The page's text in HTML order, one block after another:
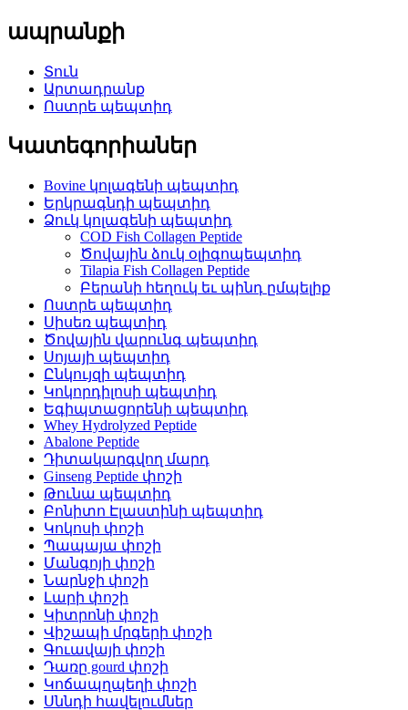
ապրանքի
Տուն
Արտադրանք
Ոստրե պեպտիդ
Կատեգորիաներ
Bovine կոլագենի պեպտիդ
Երկրագնդի պեպտիդ
Ձուկ կոլագենի պեպտիդ
COD Fish Collagen Peptide
Ծովային ձուկ օլիգոպեպտիդ
Tilapia Fish Collagen Peptide
Բերանի հեղուկ եւ պինդ ըմպելիք
Ոստրե պեպտիդ
Սիսեռ պեպտիդ
Ծովային վարունգ պեպտիդ
Սոյայի պեպտիդ
Ընկույզի պեպտիդ
Կոկորդիլոսի պեպտիդ
Եգիպտացորենի պեպտիդ
Whey Hydrolyzed Peptide
Abalone Peptide
Դիտակարգվող մարդ
Ginseng Peptide փոշի
Թունա պեպտիդ
Բոնիտո Էլաստինի պեպտիդ
Կոկոսի փոշի
Պապայա փոշի
Մանգոյի փոշի
Նարնջի փոշի
Լարի փոշի
Կիտրոնի փոշի
Վիշապի մրգերի փոշի
Գուավայի փոշի
Դառը gourd փոշի
Կոճապղպեղի փոշի
Սննդի հավելումներ